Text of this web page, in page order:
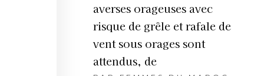
averses orageuses avec
risque de grêle et rafale de
vent sous orages sont
attendus, de